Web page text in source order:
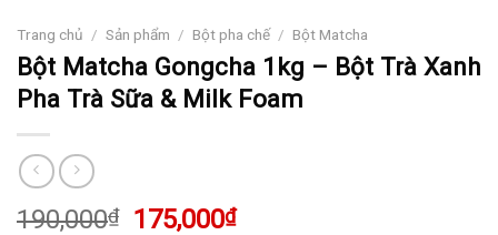
Trang chủ / Sản phẩm / Bột pha chế / Bột Matcha
Bột Matcha Gongcha 1kg – Bột Trà Xanh
Pha Trà Sữa & Milk Foam
190,000₫
Giá
175,000₫Giá